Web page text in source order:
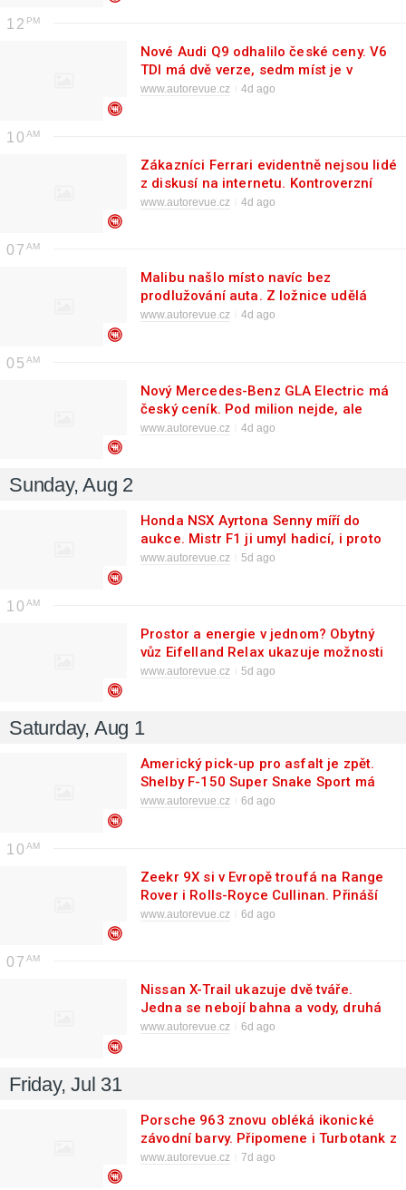
12
Nové Audi Q9 odhalilo české ceny. V6
TDI má dvě verze, sedm míst je v
základu
www.autorevue.cz 4d ago
10
Zákazníci Ferrari evidentně nejsou lidé
z diskusí na internetu. Kontroverzní
Luce je totiž vyprodané
www.autorevue.cz 4d ago
07
Malibu našlo místo navíc bez
prodlužování auta. Z ložnice udělá
vysokou garáž
www.autorevue.cz 4d ago
05
Nový Mercedes-Benz GLA Electric má
český ceník. Pod milion nejde, ale
výbavou ani dojezdem nešetří
www.autorevue.cz 4d ago
Sunday, Aug 2
Honda NSX Ayrtona Senny míří do
aukce. Mistr F1 ji umyl hadicí, i proto
může stát majlant
www.autorevue.cz 5d ago
10
Prostor a energie v jednom? Obytný
vůz Eifelland Relax ukazuje možnosti
kempování na baterie
www.autorevue.cz 5d ago
Saturday, Aug 1
Americký pick-up pro asfalt je zpět.
Shelby F-150 Super Snake Sport má
výkon supersportu
www.autorevue.cz 6d ago
10
Zeekr 9X si v Evropě troufá na Range
Rover i Rolls-Royce Cullinan. Přináší
luxus a skoro 900 koní
www.autorevue.cz 6d ago
07
Nissan X-Trail ukazuje dvě tváře.
Jedna se nebojí bahna a vody, druhá
preferuje pohodní a čistotu
www.autorevue.cz 6d ago
Friday, Jul 31
Porsche 963 znovu obléká ikonické
závodní barvy. Připomene i Turbotank z
Can-Am
www.autorevue.cz 7d ago